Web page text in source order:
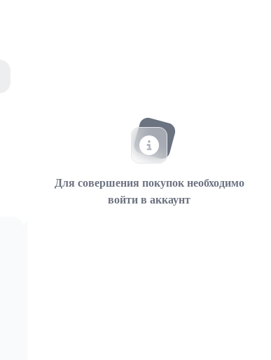
Для совершения покупок необходимо
войти в аккаунт